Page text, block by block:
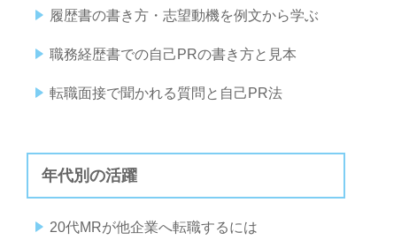
履歴書の書き方・志望動機を例文から学ぶ
職務経歴書での自己PRの書き方と見本
転職面接で聞かれる質問と自己PR法
年代別の活躍
20代MRが他企業へ転職するには